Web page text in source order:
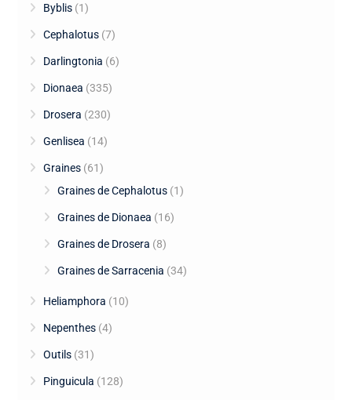
Byblis (1)
Cephalotus (7)
Darlingtonia (6)
Dionaea (335)
Drosera (230)
Genlisea (14)
Graines (61)
Graines de Cephalotus (1)
Graines de Dionaea (16)
Graines de Drosera (8)
Graines de Sarracenia (34)
Heliamphora (10)
Nepenthes (4)
Outils (31)
Pinguicula (128)